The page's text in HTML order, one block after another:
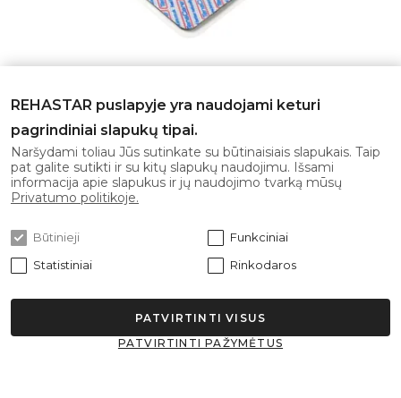
ELEKTRODŲ PAGALVĖLĖS 50X100MM
50 x 100 mm stačiakampiai elektrodai su
kojelėmis ir kaiščio jungtimi, skirti naudoti su
REHASTAR puslapyje yra naudojami keturi
pagrindiniai slapukų tipai.
Naršydami toliau Jūs sutinkate su būtinaisiais slapukais. Taip
pat galite sutikti ir su kitų slapukų naudojimu. Išsami
informacija apie slapukus ir jų naudojimo tvarką mūsų
Privatumo politikoje.
Būtinieji
Funkciniai
Statistiniai
Rinkodaros
PATVIRTINTI PAŽYMĖTUS
PATVIRTINTI VISUS